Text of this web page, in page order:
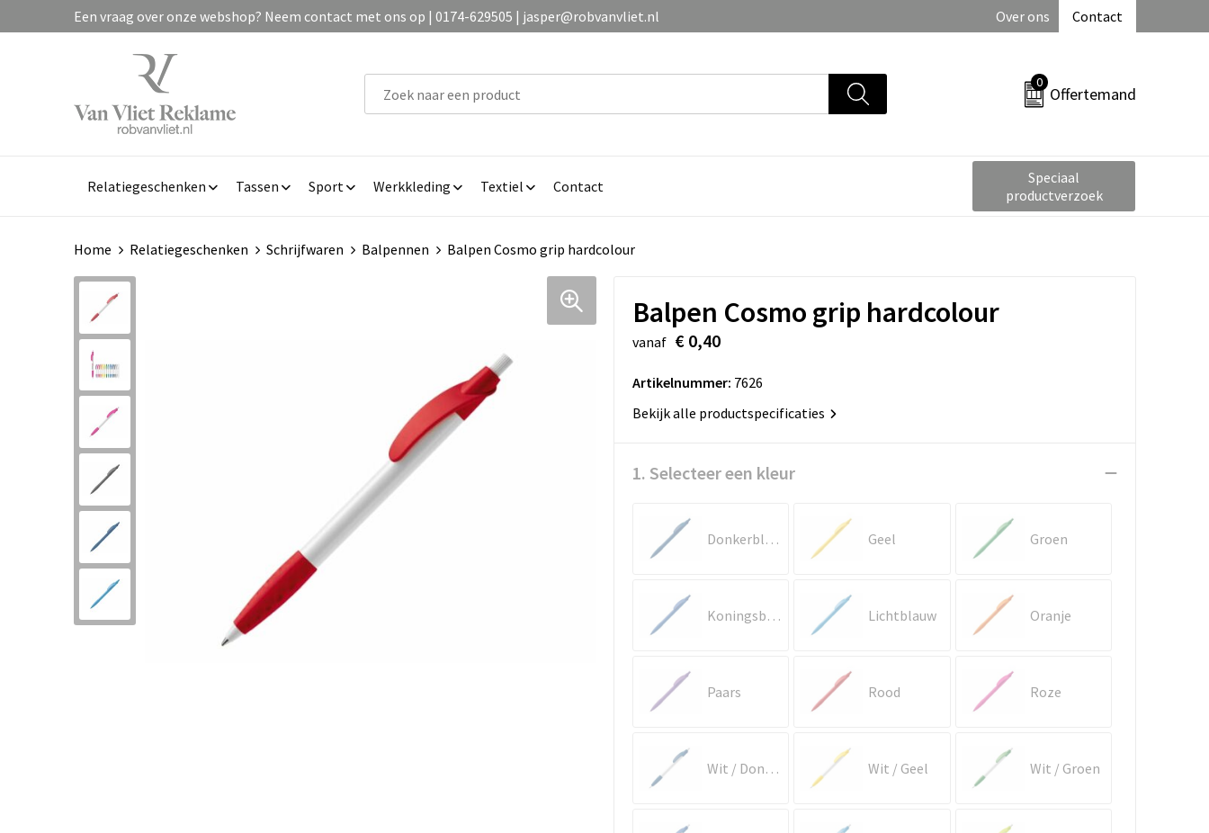
Een vraag over onze webshop? Neem contact met ons op | 0174-629505 | jasper@robvanvliet.nl Over ons Contact
0
Offertemand
Relatiegeschenken Tassen Sport Werkkleding Textiel Contact
Speciaal
productverzoek
Home Relatiegeschenken Schrijfwaren Balpennen Balpen Cosmo grip hardcolour
Balpen Cosmo grip hardcolour
vanaf € 0,40
Artikelnummer: 7626
Bekijk alle productspecificaties
1. Selecteer een kleur
Donkerblauw Geel Groen
Koningsblauw Lichtblauw Oranje
Paars Rood Roze
Wit / Donkerblauw Wit / Geel Wit / Groen